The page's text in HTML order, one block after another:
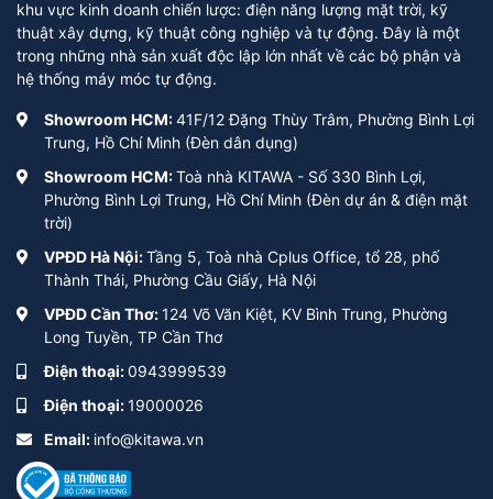
khu vực kinh doanh chiến lược: điện năng lượng mặt trời, kỹ
thuật xây dựng, kỹ thuật công nghiệp và tự động. Đây là một
trong những nhà sản xuất độc lập lớn nhất về các bộ phận và
hệ thống máy móc tự động.
Showroom HCM:41F/12 Đặng Thùy Trâm, Phường Bình Lợi
Trung, Hồ Chí Minh (Đèn dân dụng)
Showroom HCM:Toà nhà KITAWA - Số 330 Bình Lợi,
Phường Bình Lợi Trung, Hồ Chí Minh (Đèn dự án & điện mặt
trời)
VPĐD Hà Nội:Tầng 5, Toà nhà Cplus Office, tổ 28, phố
Thành Thái, Phường Cầu Giấy, Hà Nội
VPĐD Cần Thơ:124 Võ Văn Kiệt, KV Bình Trung, Phường
Long Tuyền, TP Cần Thơ
Điện thoại:0943999539
Điện thoại:19000026
Email: info@kitawa.vn